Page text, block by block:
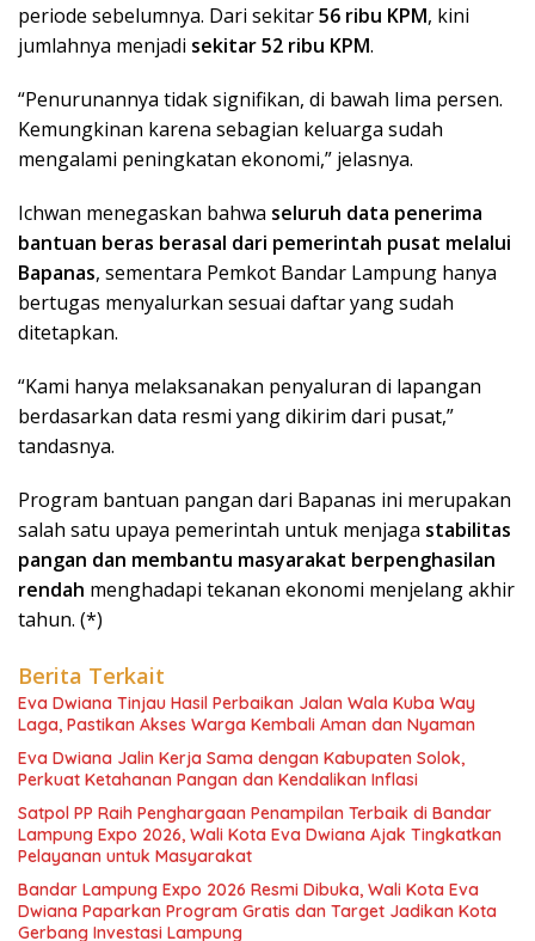
periode sebelumnya. Dari sekitar56 ribu KPM, kini
jumlahnya menjadi sekitar 52 ribu KPM.
“Penurunannya tidak signifikan, di bawah lima persen.
Kemungkinan karena sebagian keluarga sudah
mengalami peningkatan ekonomi,” jelasnya.
Ichwan menegaskan bahwa seluruh data penerima
bantuan beras berasal dari pemerintah pusat melalui
Bapanas, sementara Pemkot Bandar Lampung hanya
bertugas menyalurkan sesuai daftar yang sudah
ditetapkan.
“Kami hanya melaksanakan penyaluran di lapangan
berdasarkan data resmi yang dikirim dari pusat,”
tandasnya.
Program bantuan pangan dari Bapanas ini merupakan
salah satu upaya pemerintah untuk menjaga stabilitas
pangan dan membantu masyarakat berpenghasilan
rendah menghadapi tekanan ekonomi menjelang akhir
tahun. (*)
Berita Terkait
Eva Dwiana Tinjau Hasil Perbaikan Jalan Wala Kuba Way
Laga, Pastikan Akses Warga Kembali Aman dan Nyaman
Eva Dwiana Jalin Kerja Sama dengan Kabupaten Solok,
Perkuat Ketahanan Pangan dan Kendalikan Inflasi
Satpol PP Raih Penghargaan Penampilan Terbaik di Bandar
Lampung Expo 2026, Wali Kota Eva Dwiana Ajak Tingkatkan
Pelayanan untuk Masyarakat
Bandar Lampung Expo 2026 Resmi Dibuka, Wali Kota Eva
Dwiana Paparkan Program Gratis dan Target Jadikan Kota
Gerbang Investasi Lampung